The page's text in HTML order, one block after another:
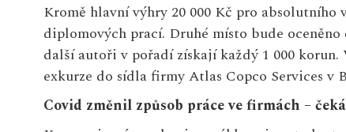
Kromě hlavní výhry 20 000 Kč pro
diplomových prací. Druhé místo bude
další autoři v pořadí získají každý 1 000
exkurze do sídla firmy Atlas Copco Services v
Covid změnil způsob práce ve firmách –